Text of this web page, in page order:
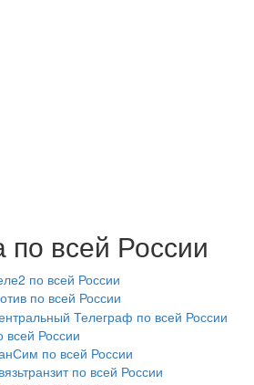
всей России
по всей России
по всей России
Телеграф по всей России
России
по всей России
по всей России